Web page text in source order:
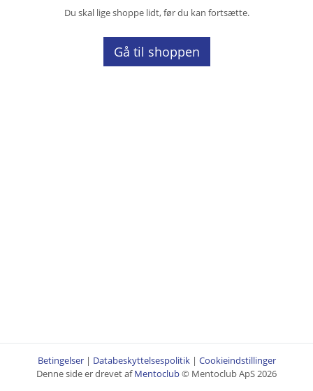
Du skal lige shoppe lidt, før du kan fortsætte.
Gå til shoppen
Betingelser | Databeskyttelsespolitik | Cookieindstillinger
Denne side er drevet afMentoclub© Mentoclub ApS 2026